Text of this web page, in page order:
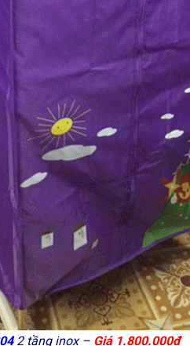
2 tầng inox – Giá 1.800.000đ